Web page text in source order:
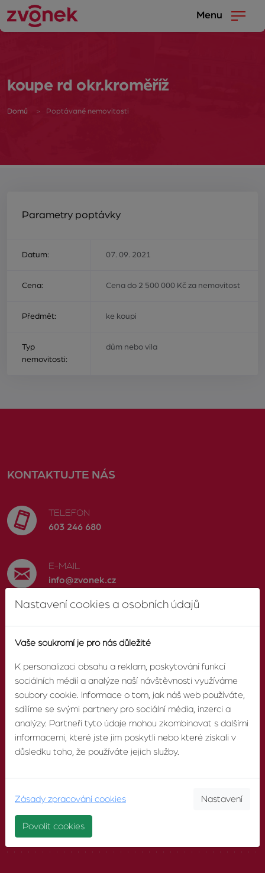
Menu
koupe rd okr.kroměříž
Domů Poptávané nemovitosti
Parametry poptávky
Datum: 07. 09. 2021
Cena: Cena do 2 500 000 Kč za nemovitost
Předmět: ke koupi
Typ
nemovitosti:
dům nebo vila
KONTAKTUJTE NÁS
TELEFON
603 246 680
E-MAIL
info@zvonek.cz
O AGENTUŘE
O nás
Náš tým
Volná pracovní místa
Nastavení cookies a osobních údajů
Vaše soukromí je pro nás důležité
K personalizaci obsahu a reklam, poskytování funkcí
sociálních médií a analýze naší návštěvnosti využíváme
soubory cookie. Informace o tom, jak náš web používáte,
sdílíme se svými partnery pro sociální média, inzerci a
analýzy. Partneři tyto údaje mohou zkombinovat s dalšími
informacemi, které jste jim poskytli nebo které získali v
důsledku toho, že používáte jejich služby.
Zásady zpracování cookies Nastavení
Povolit cookies